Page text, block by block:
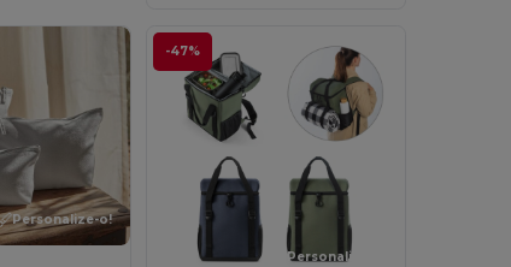
Personalize-o!
-47%
Personalize-o!